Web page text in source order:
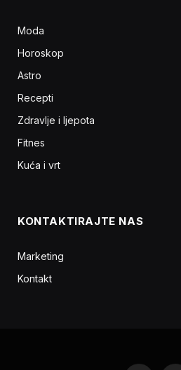
Moda
Horoskop
Astro
Recepti
Zdravlje i ljepota
Fitnes
Kuća i vrt
KONTAKTIRAJTE NAS
Marketing
Kontakt